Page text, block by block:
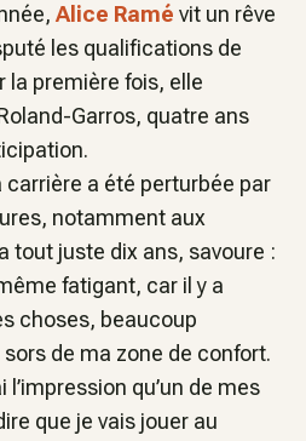
Alice Ramé vit un rêve
les qualifications de
la première fois, elle
Garros, quatre ans
carrière a été perturbée par
notamment aux
tout juste dix ans, savoure :
fatigant, car il y a
choses, beaucoup
de ma zone de confort.
l’impression qu’un de mes
que je vais jouer au